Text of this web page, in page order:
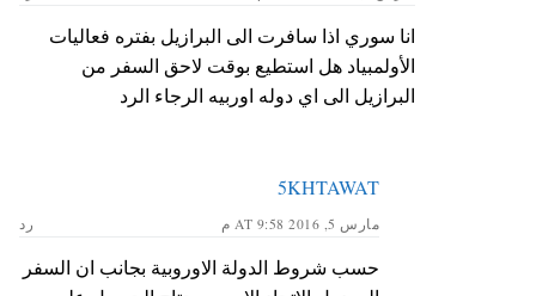
انا سوري اذا سافرت الى البرازيل بفتره فعاليات
الأولمبياد هل استطيع بوقت لاحق السفر من
البرازيل الى اي دوله اوربيه الرجاء الرد
5KHTAWAT
مارس 5, 2016 AT 9:58 م رد
حسب شروط الدولة الاوروبية بجانب ان السفر